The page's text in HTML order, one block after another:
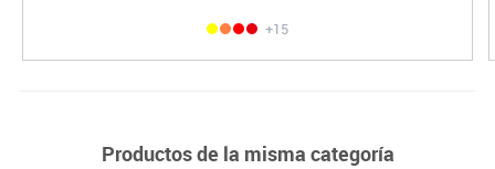
+15
Productos de la misma categoría